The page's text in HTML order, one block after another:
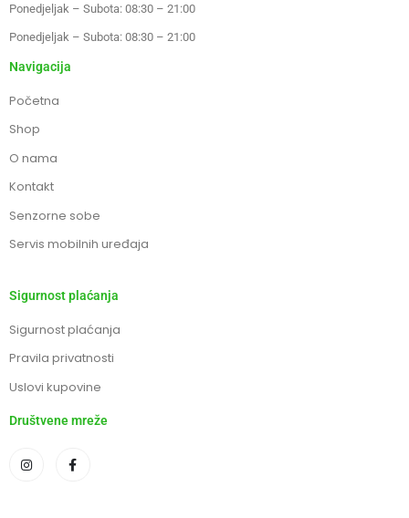
Ponedjeljak – Subota: 08:30 – 21:00
Ponedjeljak – Subota: 08:30 – 21:00
Navigacija
Početna
Shop
O nama
Kontakt
Senzorne sobe
Servis mobilnih uređaja
Sigurnost plaćanja
Sigurnost plaćanja
Pravila privatnosti
Uslovi kupovine
Društvene mreže